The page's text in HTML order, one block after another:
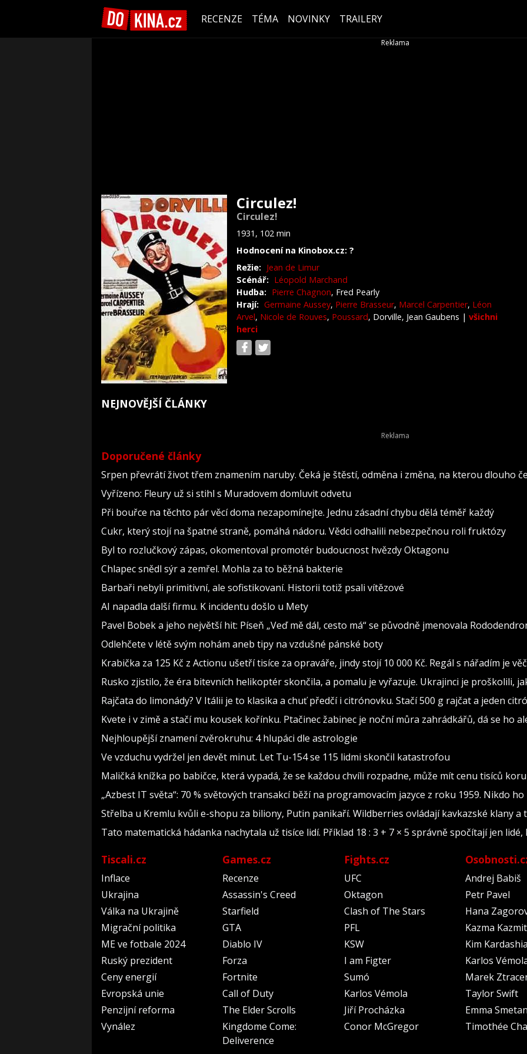
RECENZE TÉMA NOVINKY TRAILERY
Circulez!
Circulez!
1931, 102 min
Hodnocení na Kinobox.cz: ?
Režie: Jean de Limur
Scénář: Léopold Marchand
Hudba: Pierre Chagnon, Fred Pearly
Hrají: Germaine Aussey, Pierre Brasseur, Marcel Carpentier, Léon
Arvel, Nicole de Rouves, Poussard, Dorville, Jean Gaubens | všichni
herci
NEJNOVĚJŠÍ ČLÁNKY
Doporučené články
Srpen převrátí život třem znamením naruby. Čeká je štěstí, odměna i změna, na kterou dlouho
Vyřízeno: Fleury už si stihl s Muradovem domluvit odvetu
Při bouřce na těchto pár věcí doma nezapomínejte. Jednu zásadní chybu dělá téměř každý
Cukr, který stojí na špatné straně, pomáhá nádoru. Vědci odhalili nebezpečnou roli fruktózy
Byl to rozlučkový zápas, okomentoval promotér budoucnost hvězdy Oktagonu
Chlapec snědl sýr a zemřel. Mohla za to běžná bakterie
Barbaři nebyli primitivní, ale sofistikovaní. Historii totiž psali vítězové
AI napadla další firmu. K incidentu došlo u Mety
Pavel Bobek a jeho největší hit: Píseň „Veď mě dál, cesto má“ se původně jmenovala
Odlehčete v létě svým nohám aneb tipy na vzdušné pánské boty
Krabička za 125 Kč z Actionu ušetří tisíce za opraváře, jindy stojí 10 000 Kč. Regál s nářadím je
Rusko zjistilo, že éra bitevních helikoptér skončila, a pomalu je vyřazuje. Ukrajinci je proškolili,
Rajčata do limonády? V Itálii je to klasika a chuť předčí i citrónovku. Stačí 500 g rajčat a jeden
Kvete i v zimě a stačí mu kousek kořínku. Ptačinec žabinec je noční můra zahrádkářů, dá se ho
Nejhloupější znamení zvěrokruhu: 4 hlupáci dle astrologie
Ve vzduchu vydržel jen devět minut. Let Tu-154 se 115 lidmi skončil katastrofou
Maličká knížka po babičce, která vypadá, že se každou chvíli rozpadne, může mít cenu tisíců
„Azbest IT světa“: 70 % světových transakcí běží na programovacím jazyce z roku 1959. Nikdo
Střelba u Kremlu kvůli e-shopu za biliony, Putin panikaří. Wildberries ovládají kavkazské klany a
Tato matematická hádanka nachytala už tisíce lidí. Příklad 18 : 3 + 7 × 5 správně spočítají jen
Tiscali.cz
Inflace
Ukrajina
Válka na Ukrajině
Migrační politika
ME ve fotbale 2024
Ruský prezident
Ceny energií
Evropská unie
Penzijní reforma
Vynález
Games.cz
Recenze
Assassin's Creed
Starfield
GTA
Diablo IV
Forza
Fortnite
Call of Duty
The Elder Scrolls
Kingdome Come:
Deliverence
Fights.cz
UFC
Oktagon
Clash of The Stars
PFL
KSW
I am Figter
Sumó
Karlos Vémola
Jiří Procházka
Conor McGregor
Andrej Babiš
Petr Pavel
Hana
Kazma
Kim
Karlos
Marek
Taylor Swift
Emma
Timothée